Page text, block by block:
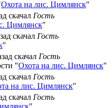
Охота на лис. Цимлянск"
скачал Гость
Цимлянск"
скачал Гость
"
скачал Гость
"Охота на лис. Цимлянск"
скачал Гость
на лис. Цимлянск"
скачал Гость
"